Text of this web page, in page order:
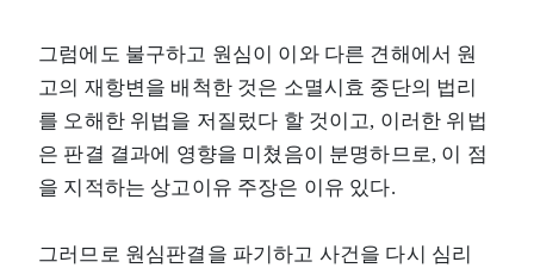
그럼에도 불구하고 원심이 이와 다른 견해에서 원
고의 재항변을 배척한 것은 소멸시효 중단의 법리
를 오해한 위법을 저질렀다 할 것이고, 이러한 위법
은 판결 결과에 영향을 미쳤음이 분명하므로, 이 점
을 지적하는 상고이유 주장은 이유 있다.
그러므로 원심판결을 파기하고 사건을 다시 심리